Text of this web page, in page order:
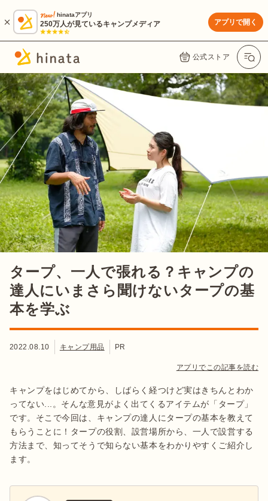
hinataアプリ
250万人が見ているキャンプメディア アプリで開く
公式ストア
タープ、一人で張れる？キャンプの
達人にいまさら聞けないタープの基
本を学ぶ
2022.08.10 キャンプ用品 PR
アプリでこの記事を読む
キャンプをはじめてから、しばらく経つけど実はきちんとわか
ってない...。そんな意見がよく出てくるアイテムが「タープ」
です。そこで今回は、キャンプの達人にタープの基本を教えて
もらうことに！タープの役割、設営場所から、一人で設営する
方法まで、知ってそうで知らない基本をわかりやすくご紹介し
ます。